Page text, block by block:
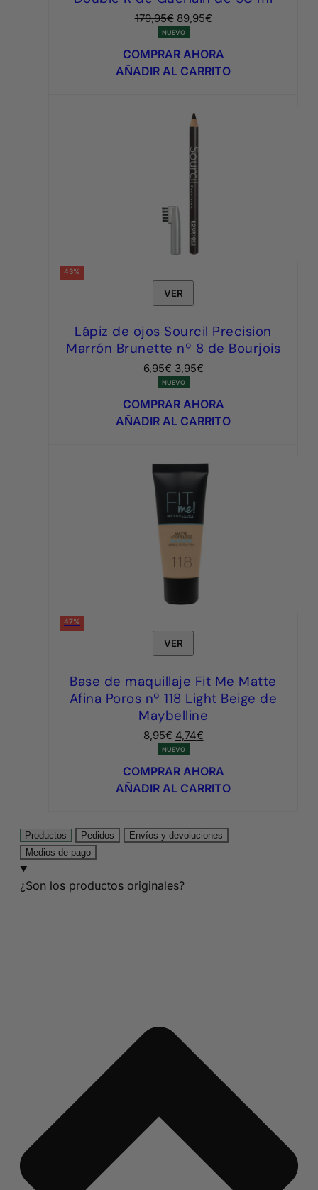
179,95€ El
precio
original
era:
179,95€.
89,95€El
actual
es:
89,95€.
NUEVO
COMPRAR AHORA
AÑADIR AL CARRITO
43%
VER
Lápiz de ojos Sourcil Precision
Marrón Brunette nº 8 de Bourjois
6,95€ El
precio
original
era:
6,95€.
3,95€El
actual
es:
3,95€.
NUEVO
COMPRAR AHORA
AÑADIR AL CARRITO
47%
VER
Base de maquillaje Fit Me Matte
Afina Poros nº 118 Light Beige de
Maybelline
8,95€ El
precio
original
era:
8,95€.
4,74€El
actual
es:
4,74€.
NUEVO
COMPRAR AHORA
AÑADIR AL CARRITO
Productos Pedidos
Envíos y devoluciones
Medios de pago
¿Son los productos originales?